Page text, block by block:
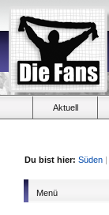
Aktuell
Du bist hier: Süden |
Menü